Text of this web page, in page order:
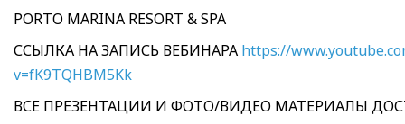
PORTO MARINA RESORT & SPA
ССЫЛКА НА ЗАПИСЬ ВЕБИНАРА https://
v=fK9TQHBM5Kk
ВСЕ ПРЕЗЕНТАЦИИ И ФОТО/ВИДЕО МАТЕРИАЛЫ